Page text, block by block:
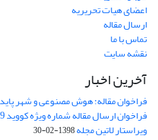
اعضای هیات تحریریه
ارسال مقاله
تماس با ما
نقشه سایت
آخرین اخبار
فراخوان مقاله: هوش مصنوعی و شهر
فراخوان ارسال مقاله شماره ویژه کووید 19:
ویراستار لاتین مجله1398-02-30